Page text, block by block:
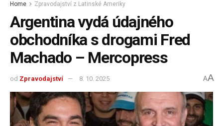
Home Zpravodajství z Latinské Ameriky
Argentina vydá údajného
obchodníka s drogami Fred
Machado – Mercopress
od Zpravodajství 8. 10. 2025 AA